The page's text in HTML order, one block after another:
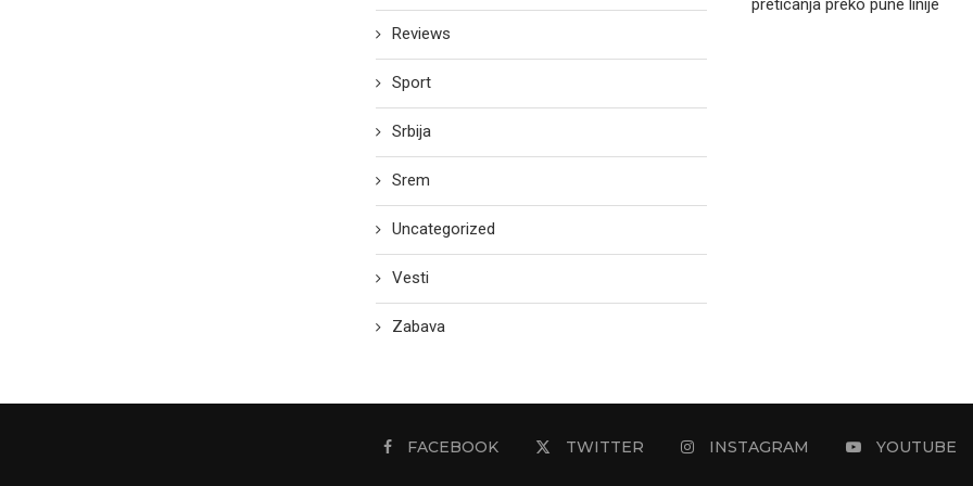
Reviews
Sport
Srbija
Srem
Uncategorized
Vesti
Zabava
preticanja preko pune linije
FACEBOOK TWITTER INSTAGRAM YOUTUBE